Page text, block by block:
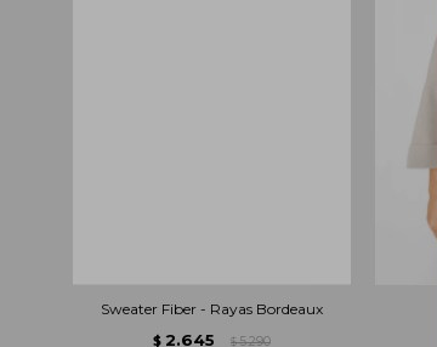
Sweater Fiber - Rayas Bordeaux
$ 2.645 $ 5.290